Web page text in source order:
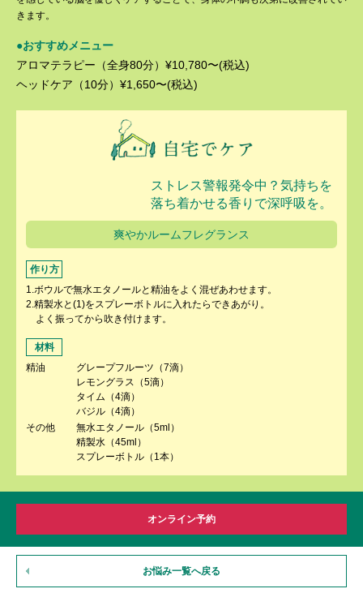
きます。
●おすすめメニュー
アロマテラピー（全身80分）¥10,780〜(税込)
ヘッドケア（10分）¥1,650〜(税込)
ストレス警報発令中？気持ちを
落ち着かせる香りで深呼吸を。
爽やかルームフレグランス
作り方
1.ボウルで無水エタノールと精油をよく混ぜあわせます。
2.精製水と(1)をスプレーボトルに入れたらできあがり。
よく振ってから吹き付けます。
材料
精油
グレープフルーツ（7滴）
レモングラス（5滴）
タイム（4滴）
バジル（4滴）
その他
無水エタノール（5ml）
精製水（45ml）
スプレーボトル（1本）
オンライン予約
お悩み一覧へ戻る